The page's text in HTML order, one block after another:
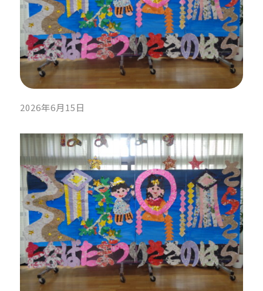
2026年6月15日